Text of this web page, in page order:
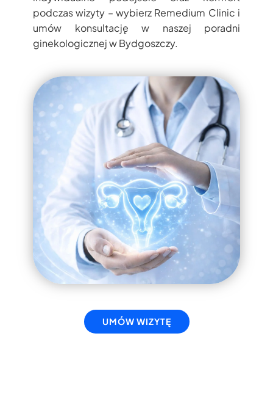
podczas wizyty – wybierz Remedium Clinic i
umów konsultację w naszej poradni
ginekologicznej w Bydgoszczy.
UMÓW WIZYTĘ